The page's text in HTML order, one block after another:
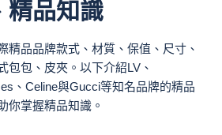
精品知識
精品品牌款式、材質、保值、尺寸、
包包、皮夾。以下介紹LV、
、Celine與Gucci等知名品牌的精品
你掌握精品知識。